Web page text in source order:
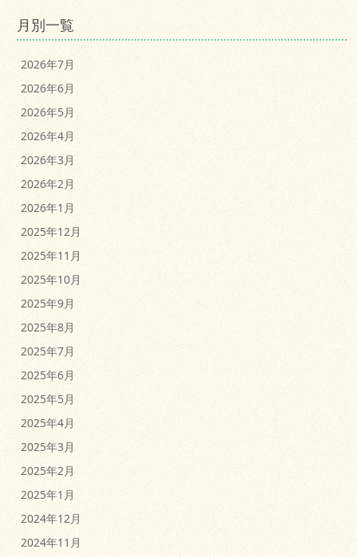
月別一覧
2026年7月
2026年6月
2026年5月
2026年4月
2026年3月
2026年2月
2026年1月
2025年12月
2025年11月
2025年10月
2025年9月
2025年8月
2025年7月
2025年6月
2025年5月
2025年4月
2025年3月
2025年2月
2025年1月
2024年12月
2024年11月